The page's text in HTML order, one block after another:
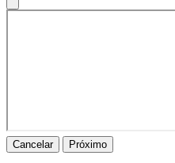
Cancelar Próximo